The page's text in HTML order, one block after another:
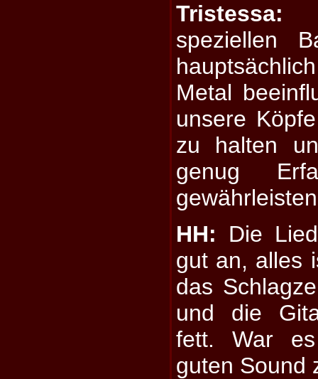
Tristessa:
speziellen
Metal
unsere
zu halten
genug
HH: Die
gut an, alles
das
und die
fett. War
guten Sound